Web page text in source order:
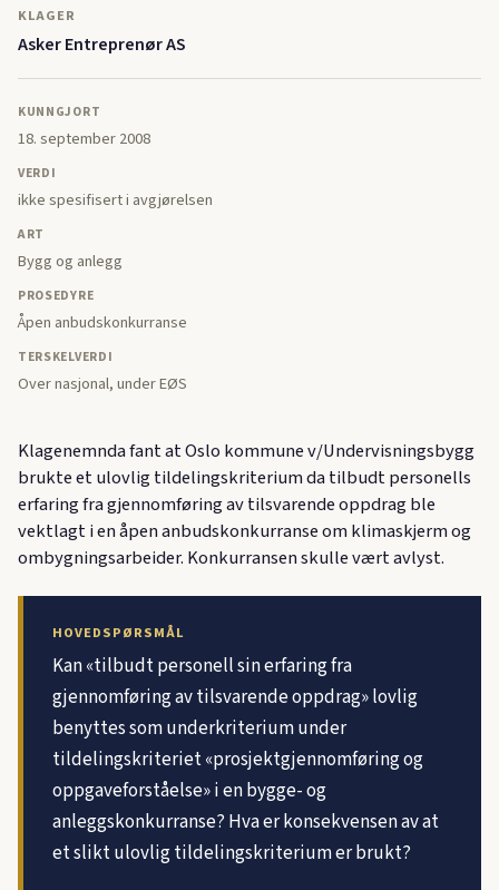
KLAGER
Asker Entreprenør AS
KUNNGJORT
18. september 2008
VERDI
ikke spesifisert i avgjørelsen
ART
Bygg og anlegg
PROSEDYRE
Åpen anbudskonkurranse
TERSKELVERDI
Over nasjonal, under EØS
Klagenemnda fant at Oslo kommune v/Undervisningsbygg
brukte et ulovlig tildelingskriterium da tilbudt personells
erfaring fra gjennomføring av tilsvarende oppdrag ble
vektlagt i en åpen anbudskonkurranse om klimaskjerm og
ombygningsarbeider. Konkurransen skulle vært avlyst.
HOVEDSPØRSMÅL
Kan «tilbudt personell sin erfaring fra
gjennomføring av tilsvarende oppdrag» lovlig
benyttes som underkriterium under
tildelingskriteriet «prosjektgjennomføring og
oppgaveforståelse» i en bygge- og
anleggskonkurranse? Hva er konsekvensen av at
et slikt ulovlig tildelingskriterium er brukt?